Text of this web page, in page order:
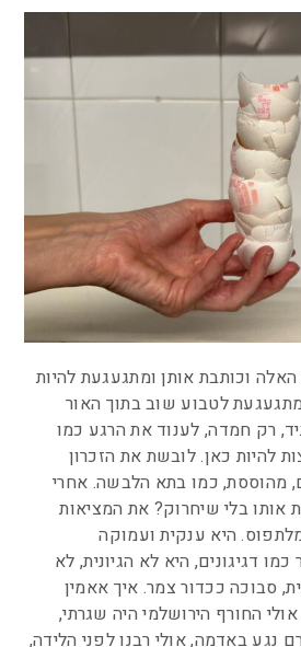
וכותבת אותן ומתגעגעת להיות
לטבוע שוב בתוך האור
רק חמדה, לענוד את הרגע כמו
להיות כאן. לובשת את הזכרון
מהוססת, כמו בתא הלבשה. אחרי
בלי שיחרוק? את המציאות
היא ענקית ועמוקה
דגיגונים, היא לא הגיונית, לא
סבוכה ככדור צמר. איך אאמין
החורף הירושלמי היה שגרתי,
נגע באדמה, אולי רבנו לפני הלידה,